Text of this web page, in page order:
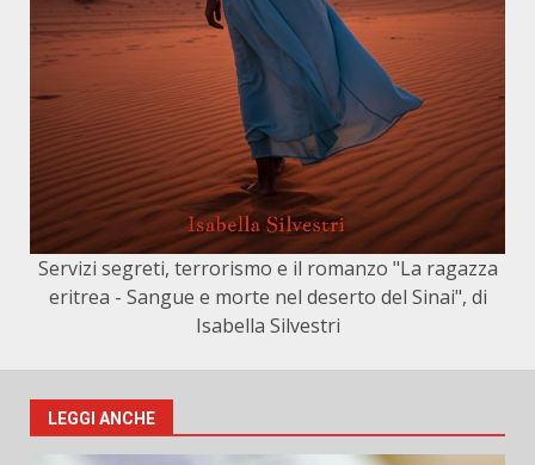
Servizi segreti, terrorismo e il romanzo "La ragazza
eritrea - Sangue e morte nel deserto del Sinai", di
Isabella Silvestri
LEGGI ANCHE